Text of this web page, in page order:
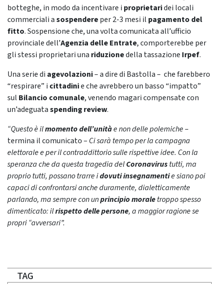
botteghe, in modo da incentivare i proprietaridei locali
commerciali asospendereper 2-3 mesi il pagamento del
fitto. Sospensione che, una volta comunicata all’ufficio
provinciale dell’Agenzia delle Entrate, comporterebbe per
gli stessi proprietari una riduzionedella tassazione Irpef.
Una serie di agevolazioni– a dire di Bastolla – che farebbero
“respirare” i cittadinie che avrebbero un basso “impatto”
sul Bilancio comunale, venendo magari compensate con
un’adeguataspending review.
“Questo è ilmomento dell’unitàe non delle polemiche–
termina il comunicato – Ci sarà tempo per la campagna
elettorale e per il contraddittorio sulle rispettive idee. Con la
speranza che da questa tragedia delCoronavirustutti, ma
proprio tutti, possano trarre idovuti insegnamentie siano poi
capaci di confrontarsi anche duramente, dialetticamente
parlando, ma sempre con unprincipio moraletroppo spesso
dimenticato: ilrispetto delle persone, a maggior ragione se
propri “avversari”.
TAG